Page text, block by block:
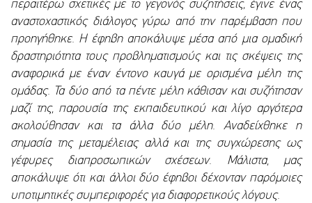
περαιτέρω σχετικές με το γεγονός συζητήσεις, έγινε ένας
αναστοχαστικός διάλογος γύρω από την παρέμβαση που
προηγήθηκε. Η έφηβη αποκάλυψε μέσα από μια ομαδική
δραστηριότητα τους προβληματισμούς και τις σκέψεις της
αναφορικά με έναν έντονο καυγά με ορισμένα μέλη της
ομάδας. Τα δύο από τα πέντε μέλη κάθισαν και συζήτησαν
μαζί της, παρουσία της εκπαιδευτικού και λίγο αργότερα
ακολούθησαν και τα άλλα δύο μέλη. Αναδείχθηκε η
σημασία της μεταμέλειας αλλά και της συγχώρεσης ως
γέφυρες διαπροσωπικών σχέσεων. Μάλιστα, μας
αποκάλυψε ότι και άλλοι δύο έφηβοι δέχονταν παρόμοιες
υποτιμητικές συμπεριφορές για διαφορετικούς λόγους.